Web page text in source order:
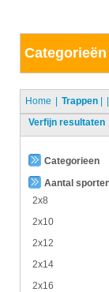
Categorieën
Home Trappen |
Verfijn resultaten
Categorieen
Aantal
2x8
2x10
2x12
2x14
2x16